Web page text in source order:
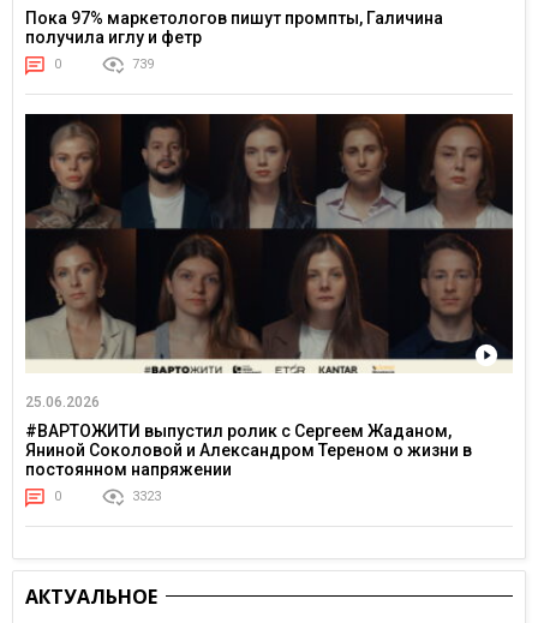
Пока 97% маркетологов пишут промпты, Галичина
получила иглу и фетр
0 739
25.06.2026
#ВАРТОЖИТИ выпустил ролик с Сергеем Жаданом,
Яниной Соколовой и Александром Тереном о жизни в
постоянном напряжении
0 3323
АКТУАЛЬНОЕ